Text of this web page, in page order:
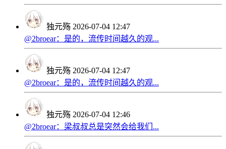
独元殇 2026-07-04 12:47
@2broear：是的，流传时间越久的观...
独元殇 2026-07-04 12:47
@2broear：是的，流传时间越久的观...
独元殇 2026-07-04 12:46
@2broear：梁叔叔总是突然会给我们...